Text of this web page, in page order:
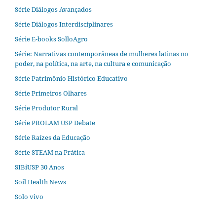
Série Diálogos Avançados
Série Diálogos Interdisciplinares
Série E-books SolloAgro
Série: Narrativas contemporâneas de mulheres latinas no
poder, na política, na arte, na cultura e comunicação
Série Patrimônio Histórico Educativo
Série Primeiros Olhares
Série Produtor Rural
Série PROLAM USP Debate
Série Raízes da Educação
Série STEAM na Prática
SIBiUSP 30 Anos
Soil Health News
Solo vivo